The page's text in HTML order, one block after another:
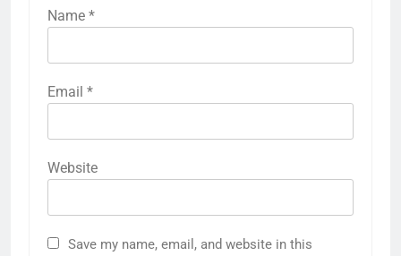
Name *
Email *
Website
Save my name, email, and website in this